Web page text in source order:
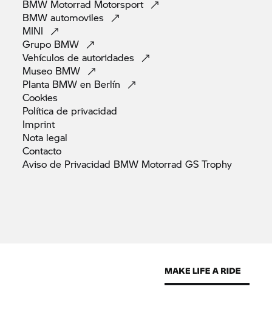
BMW Motorrad Motorsport
BMWautomoviles
MINI
Grupo BMW
Vehículos deautoridades
Museo BMW
Planta BMW en Berlín
Cookies
Política de privacidad
Imprint
Nota legal
Contacto
Aviso de Privacidad BMW Motorrad GSTrophy